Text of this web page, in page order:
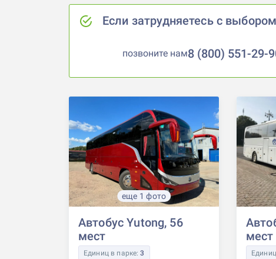
Если затрудняетесь с
позвоните нам8 (800) 551-29-
еще 1 фото
Автобус Yutong, 56
мест
Единиц в парке:3
мест